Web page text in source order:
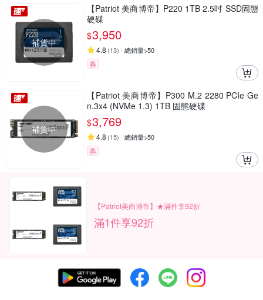
補貨中
【Patriot 美商博帝】P220 1TB 2.5吋 SSD固態
硬碟
$3,950
4.8 (13) 總銷量>50
券
補貨中
【Patriot 美商博帝】P300 M.2 2280 PCIe Ge
n.3x4 (NVMe 1.3) 1TB 固態硬碟
$3,769
4.8 (15) 總銷量>50
券
【Patriot美商博帝】★滿件享92折
滿1件享92折